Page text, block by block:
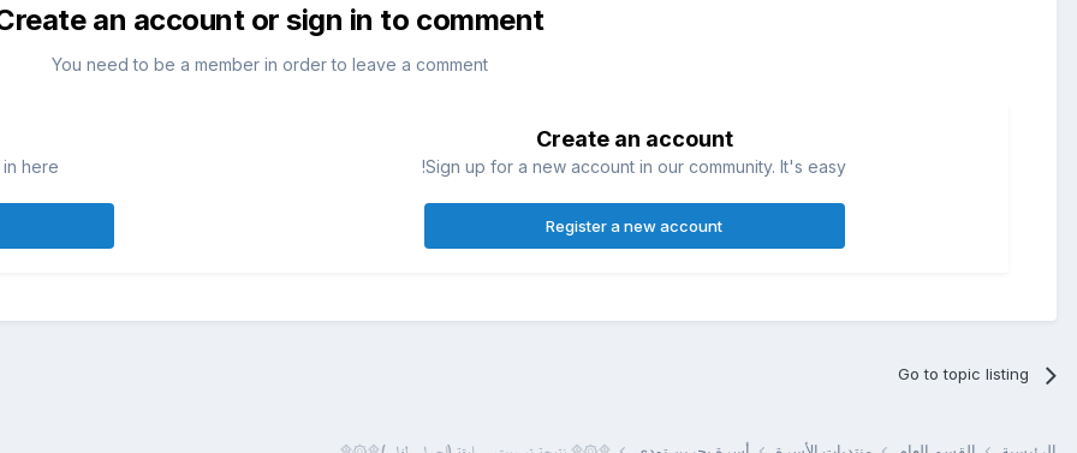
an account or sign in to comment
You need to be a member in order to leave a comment
Create an account
Sign up for a new account in our community. It's easy!
Register a new account
here.
Go to topic listing